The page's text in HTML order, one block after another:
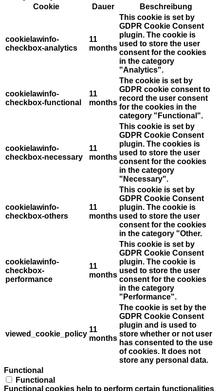
Cookie
Dauer Beschreibung
cookielawinfo-
checkbox-analytics
11
months
This cookie is set by
GDPR Cookie Consent
plugin. The cookie is
used to store the user
consent for the cookies
in the category
"Analytics".
cookielawinfo-
checkbox-functional
11
months
The cookie is set by
GDPR cookie consent to
record the user consent
for the cookies in the
category "Functional".
cookielawinfo-
checkbox-necessary
11
months
This cookie is set by
GDPR Cookie Consent
plugin. The cookies is
used to store the user
consent for the cookies
in the category
"Necessary".
cookielawinfo-
checkbox-others
11
months
This cookie is set by
GDPR Cookie Consent
plugin. The cookie is
used to store the user
consent for the cookies
in the category "Other.
cookielawinfo-
checkbox-
performance
11
months
This cookie is set by
GDPR Cookie Consent
plugin. The cookie is
used to store the user
consent for the cookies
in the category
"Performance".
viewed_cookie_policy
11
months
The cookie is set by the
GDPR Cookie Consent
plugin and is used to
store whether or not user
has consented to the use
of cookies. It does not
store any personal data.
Functional
Functional
Functional cookies help to perform certain functionalities